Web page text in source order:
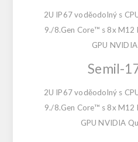
2U IP67 voděodolný s
9./8.Gen Core™ s 8x
GPU
Semil-
2U IP67 voděodolný s
9./8.Gen Core™ s 8x
GPU NVIDIA